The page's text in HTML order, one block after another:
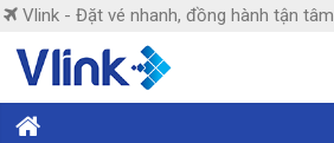
Skip
content
Vlink - Đặt vé nhanh, đồng hành tận tâm
Vlink